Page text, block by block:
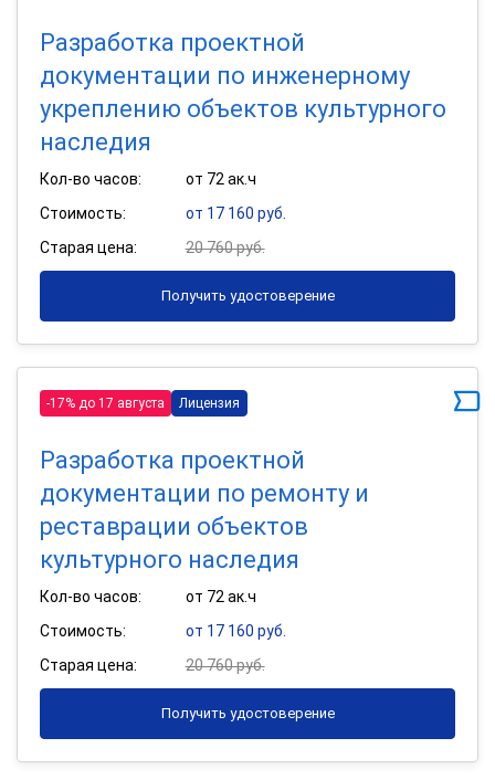
Разработка проектной
документации по инженерному
укреплению объектов культурного
наследия
Кол-во часов:
от 72 ак.ч
Стоимость:
от 17 160 руб.
Старая цена:
20 760 руб.
Получить удостоверение
-17% до 17 августа Лицензия
Разработка проектной
документации по ремонту и
реставрации объектов
культурного наследия
Кол-во часов:
от 72 ак.ч
Стоимость:
от 17 160 руб.
Старая цена:
20 760 руб.
Получить удостоверение